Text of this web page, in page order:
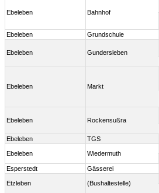
Ebeleben Bahnhof
Ebeleben
Grundschule
Ebeleben Gundersleben
Ebeleben Markt
Ebeleben Rockensußra
Ebeleben
TGS
Ebeleben Wiedermuth
Esperstedt
Gässerei
Etzleben (Bushaltestelle)